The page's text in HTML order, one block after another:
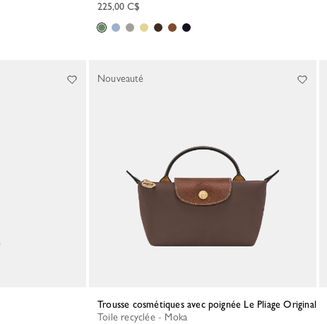
225,00 C$
Trousse cosmétiques avec poignée Le Pliage Original
Toile recyclée - Moka
Nouveauté